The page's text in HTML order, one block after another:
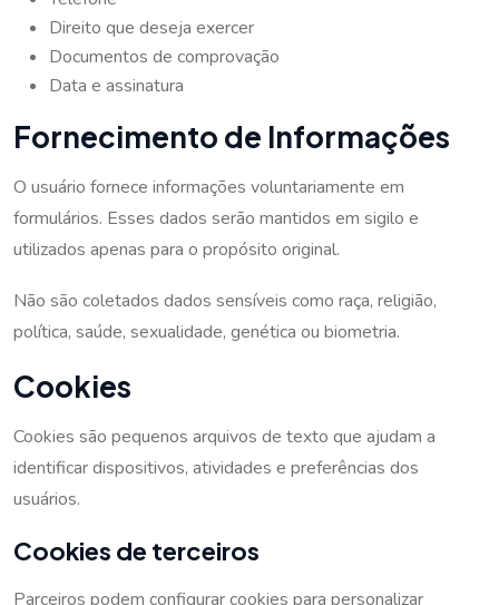
Direito que deseja exercer
Documentos de comprovação
Data e assinatura
Fornecimento de Informações
O usuário fornece informações voluntariamente em
formulários. Esses dados serão mantidos em sigilo e
utilizados apenas para o propósito original.
Não são coletados dados sensíveis como raça, religião,
política, saúde, sexualidade, genética ou biometria.
Cookies
Cookies são pequenos arquivos de texto que ajudam a
identificar dispositivos, atividades e preferências dos
usuários.
Cookies de terceiros
Parceiros podem configurar cookies para personalizar